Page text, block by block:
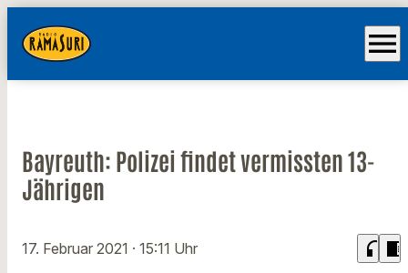
menu
Bayreuth: Polizei findet vermissten 13-
Jährigen
17. Februar 2021 · 15:11 Uhr headphones chrome_reader_mode